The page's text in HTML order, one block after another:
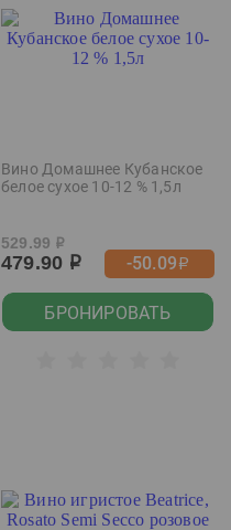
Вино Домашнее Кубанское
белое сухое 10-12 % 1,5л
529.99 р
479.90 р -50.09р
БРОНИРОВАТЬ